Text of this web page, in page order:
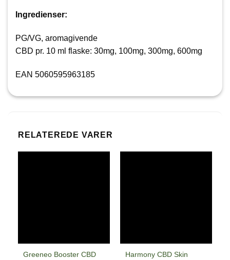
Ingredienser:
PG/VG, aromagivende
CBD pr. 10 ml flaske: 30mg, 100mg, 300mg, 600mg
EAN 5060595963185
RELATEREDE VARER
Greeneo Booster CBD
Harmony CBD Skin